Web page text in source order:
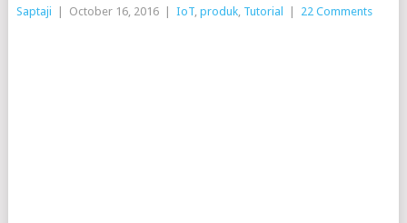
Saptaji October 16, 2016 IoT, produk, Tutorial 22 Comments